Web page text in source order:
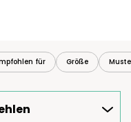
für Größe